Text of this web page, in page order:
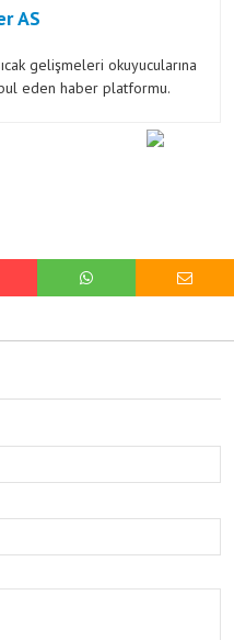
AS
gelişmeleri okuyucularına
eden haber platformu.